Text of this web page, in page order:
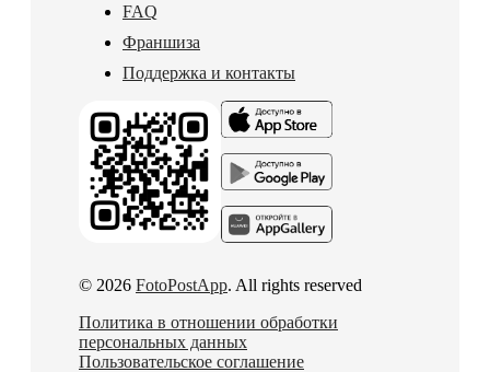
FAQ
Франшиза
Поддержка и контакты
© 2026 FotoPostApp. All rights reserved
Политика в отношении обработки
персональных данных
Пользовательское соглашение